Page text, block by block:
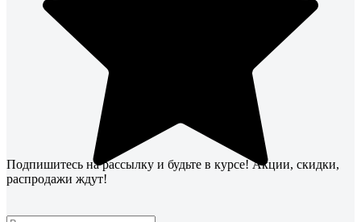
Подпишитесь на рассылку и будьте в курсе! Акции, скидки,
распродажи ждут!